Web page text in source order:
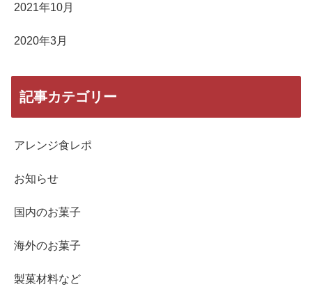
2021年10月
2020年3月
記事カテゴリー
アレンジ食レポ
お知らせ
国内のお菓子
海外のお菓子
製菓材料など